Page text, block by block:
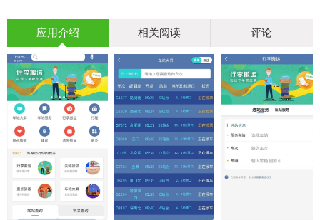
应用介绍 相关阅读 评论